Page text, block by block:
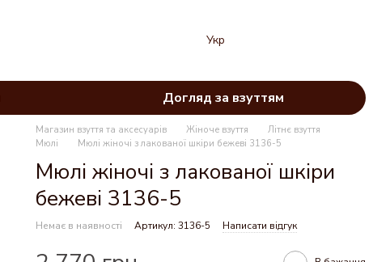
Укр
Догляд за взуттям
Магазин взуття та аксесуарів Жіноче взуття
Літнє взуття
Мюлі
Мюлі жіночі з лакованої шкіри бежеві 3136-5
Мюлі жіночі з лакованої шкіри
бежеві 3136-5
Немає в наявності Артикул: 3136-5 Написати відгук